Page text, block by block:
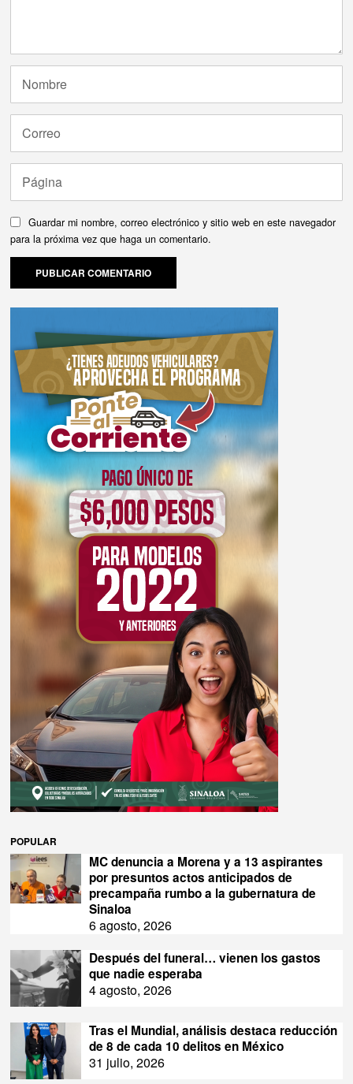
Guardar mi nombre, correo electrónico y sitio web en este navegador
para la próxima vez que haga un comentario.
POPULAR
MC denuncia a Morena y a 13 aspirantes
por presuntos actos anticipados de
precampaña rumbo a la gubernatura de
Sinaloa
6 agosto, 2026
Después del funeral… vienen los gastos
que nadie esperaba
4 agosto, 2026
Tras el Mundial, análisis destaca reducción
de 8 de cada 10 delitos en México
31 julio, 2026